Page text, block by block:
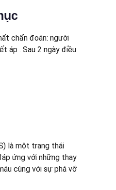
chẩn đoán: người
áp . Sau 2 ngày điều
là một trạng thái
ứng với những thay
cùng với sự phá vỡ